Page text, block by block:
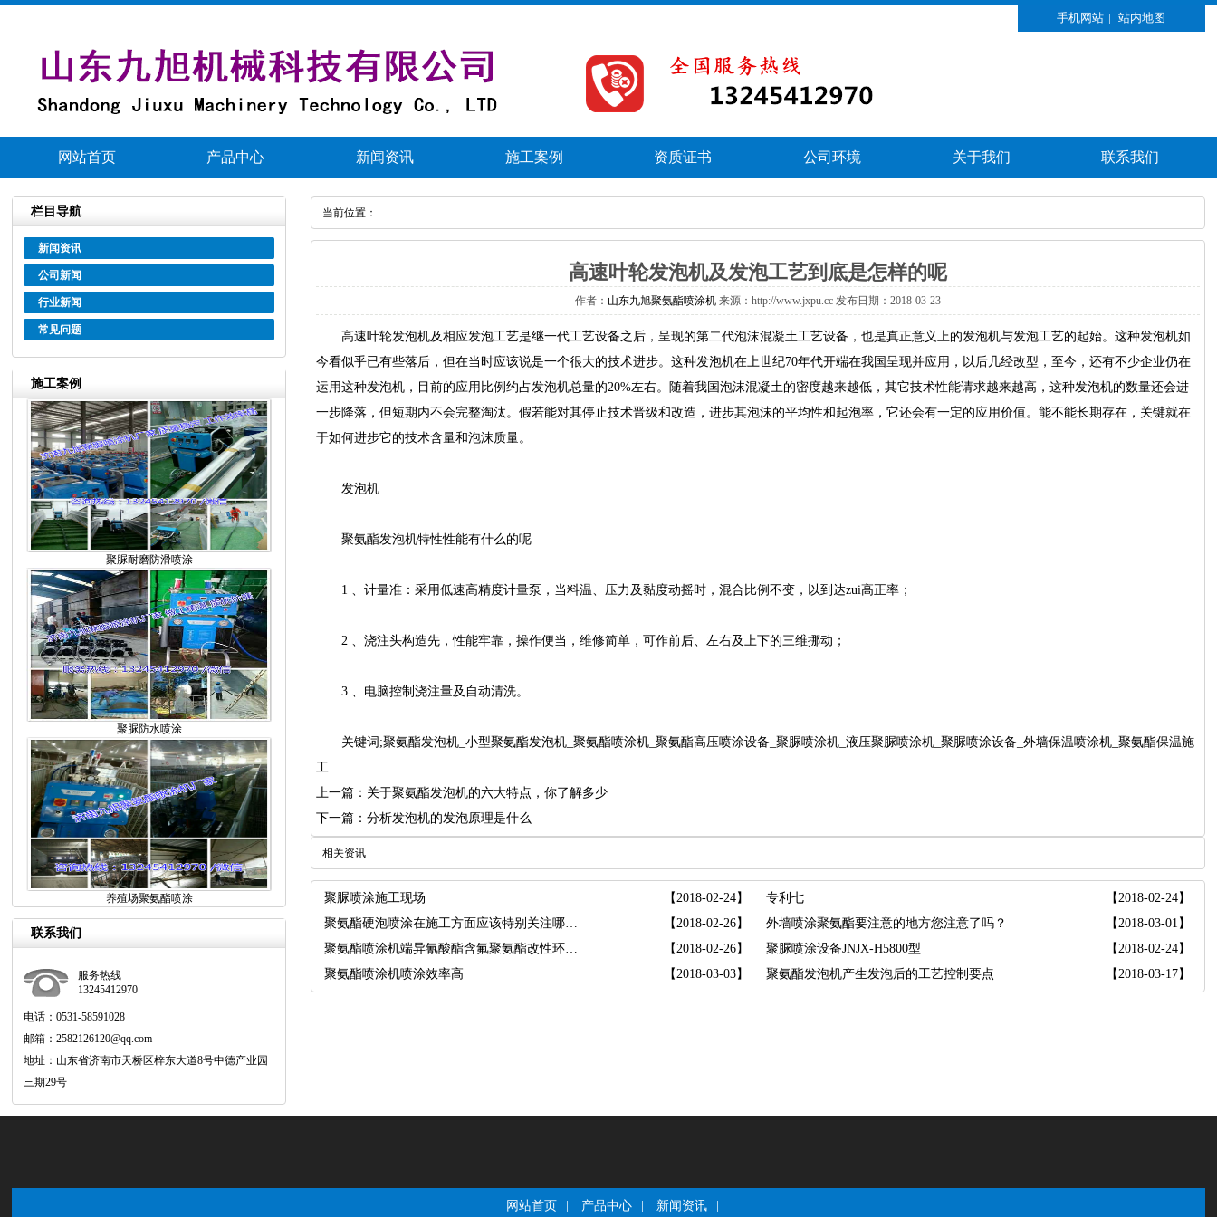
手机网站 | 站内地图
网站首页 产品中心 新闻资讯 施工案例 资质证书 公司环境 关于我们 联系我们
栏目导航
新闻资讯
公司新闻
行业新闻
常见问题
施工案例
聚脲耐磨防滑喷涂
聚脲防水喷涂
养殖场聚氨酯喷涂
联系我们
服务热线
13245412970
电话：0531-58591028
邮箱：2582126120@qq.com
地址：山东省济南市天桥区梓东大道8号中德产业园
三期29号
当前位置：
高速叶轮发泡机及发泡工艺到底是怎样的呢
作者： 山东九旭聚氨酯喷涂机来源：http://www.jxpu.cc发布日期：2018-03-23
高速叶轮发泡机及相应发泡工艺是继一代工艺设备之后，呈现的第二代泡沫混凝土工艺设备，也是真正意义上的发泡机与发泡工艺的起始。这种发泡机如
今看似乎已有些落后，但在当时应该说是一个很大的技术进步。这种发泡机在上世纪70年代开端在我国呈现并应用，以后几经改型，至今，还有不少企业仍在
运用这种发泡机，目前的应用比例约占发泡机总量的20%左右。随着我国泡沫混凝土的密度越来越低，其它技术性能请求越来越高，这种发泡机的数量还会进
一步降落，但短期内不会完整淘汰。假若能对其停止技术晋级和改造，进步其泡沫的平均性和起泡率，它还会有一定的应用价值。能不能长期存在，关键就在
于如何进步它的技术含量和泡沫质量。
发泡机
聚氨酯发泡机特性性能有什么的呢
1、计量准：采用低速高精度计量泵，当料温、压力及黏度动摇时，混合比例不变，以到达zui高正率；
2、浇注头构造先，性能牢靠，操作便当，维修简单，可作前后、左右及上下的三维挪动；
3、电脑控制浇注量及自动清洗。
关键词;聚氨酯发泡机_小型聚氨酯发泡机_ 聚氨酯喷涂机_聚氨酯高压喷涂设备_ 聚脲喷涂机_液压聚脲喷涂机_ 聚脲喷涂设备 _外墙保温喷涂机_聚氨酯保温施
工
上一篇：关于聚氨酯发泡机的六大特点，你了解多少
下一篇：分析发泡机的发泡原理是什么
相关资讯
聚脲喷涂施工现场 【2018-02-24】 专利七
【2018-02-24】
聚氨酯硬泡喷涂在施工方面应该特别关注哪几点
【2018-02-26】 外墙喷涂聚氨酯要注意的地方您注意了吗？
【2018-03-01】
聚氨酯喷涂机端异氰酸酯含氟聚氨酯改性环氧树
【2018-02-26】 聚脲喷涂设备JNJX-H5800型
【2018-02-24】
聚氨酯喷涂机喷涂效率高
【2018-03-03】 聚氨酯发泡机产生发泡后的工艺控制要点 【2018-03-17】
网站首页 产品中心 新闻资讯